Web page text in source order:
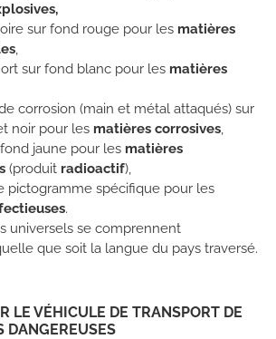
sur fond rouge pour les matières
,
sur fond blanc pour les matières
corrosion (main et métal attaqués) sur
noir pour les matières corrosives,
jaune pour les matières
(produit radioactif),
pictogramme spécifique pour les
.
universels se comprennent
que soit la langue du pays traversé.
LE VÉHICULE DE TRANSPORT DE
DANGEREUSES